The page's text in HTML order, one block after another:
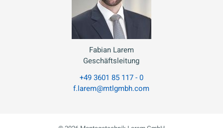
Fabian Larem
Geschäftsleitung
+49 3601 85 117 - 0
f.larem@mtlgmbh.com